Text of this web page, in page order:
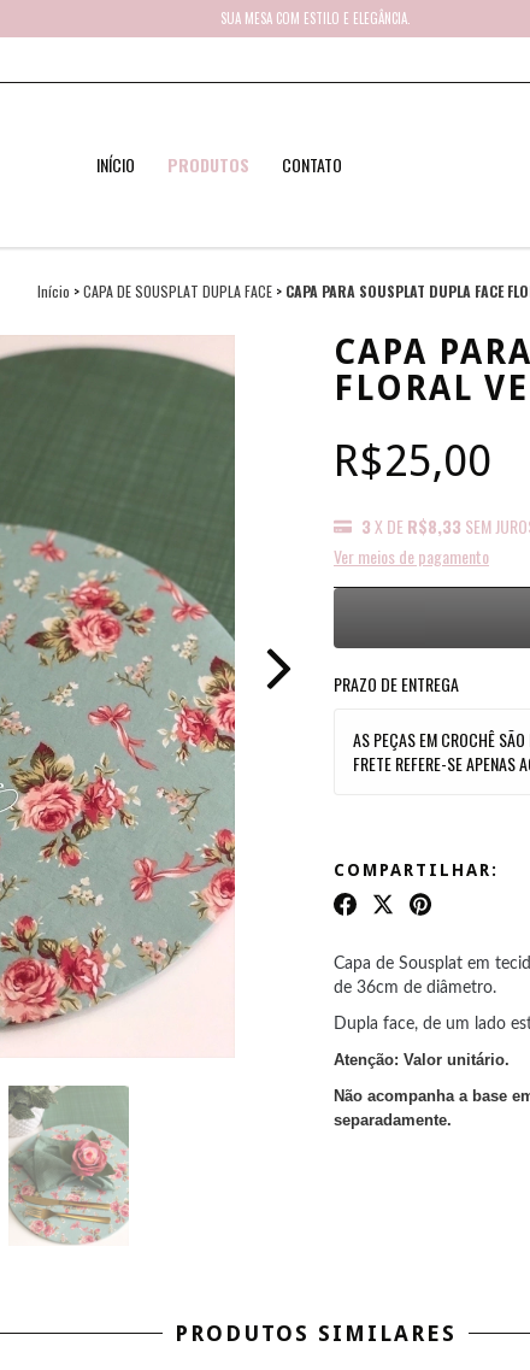
SUA MESA COM ESTILO E ELEGÂNCIA.
INÍCIO PRODUTOS CONTATO
Início > CAPA DE SOUSPLAT DUPLA FACE > CAPA PARA SOUSPLAT DUPLA FACE
CAPA
FLORAL
R$25,00
3X DE R$8,33 SEM
Ver meios de pagamento
PRAZO DE ENTREGA
AS PEÇAS EM CROCHÊ
FRETE REFERE-SE APENAS
COMPARTILHAR:
Capa de Sousplat em
de 36cm de diâmetro.
Dupla face, de um lado
Atenção: Valor unitário.
Não acompanha a base
separadamente.
PRODUTOS SIMILARES